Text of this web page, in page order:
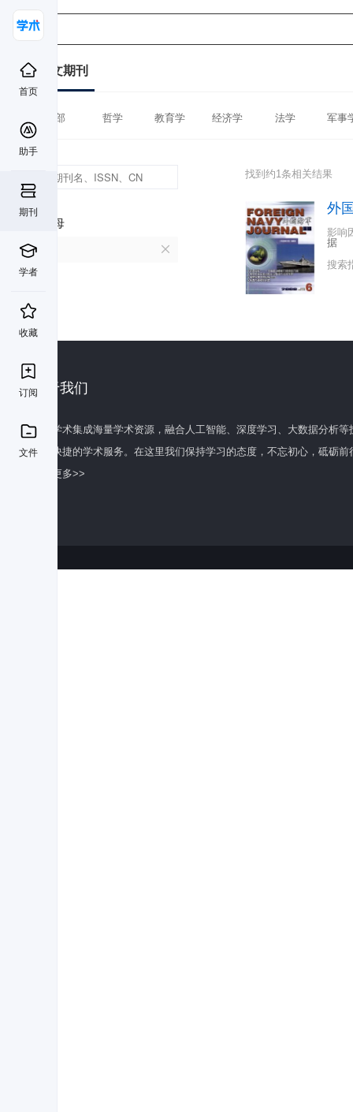
首页
助手
期刊
学者
收藏
订阅
文件
中文期刊
全部 哲学 教育学 经济学 法学 军事
首字母
W
找到约1条相关结果
外
影响
据
搜索
关于我们
百度学术集成海量学术资源，融合人工智能、深度学习、大数据分析
全面快捷的学术服务。在这里我们保持学习的态度，不忘初心，砥砺前
了解更多>>